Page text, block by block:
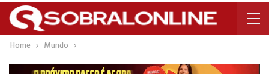
Home Mundo